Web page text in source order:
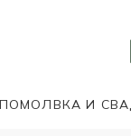
ПОМОЛВКА И